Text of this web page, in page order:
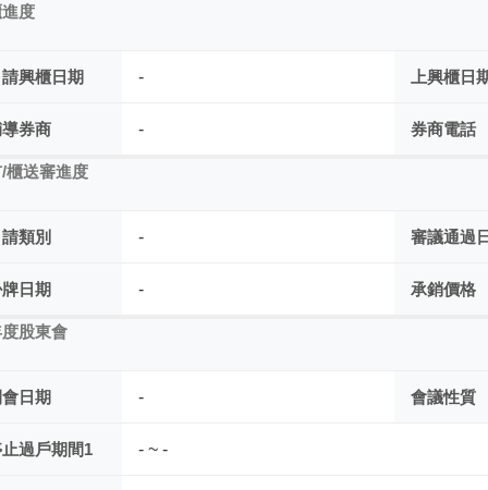
度
興櫃日期 - 上興櫃日
券商 - 券商電話
櫃送審進度
類別 - 審議通過
日期 - 承銷價格
股東會
日期 - 會議性質
過戶期間1 - ~ -